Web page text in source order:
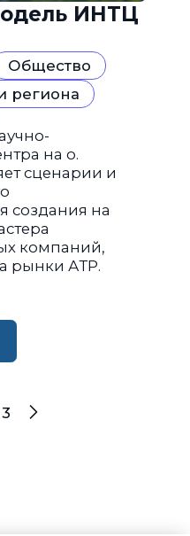
ИНТЦ
Общество
региона
на о.
сценарии и
создания на
компаний,
рынки АТР.
по
3 Далее